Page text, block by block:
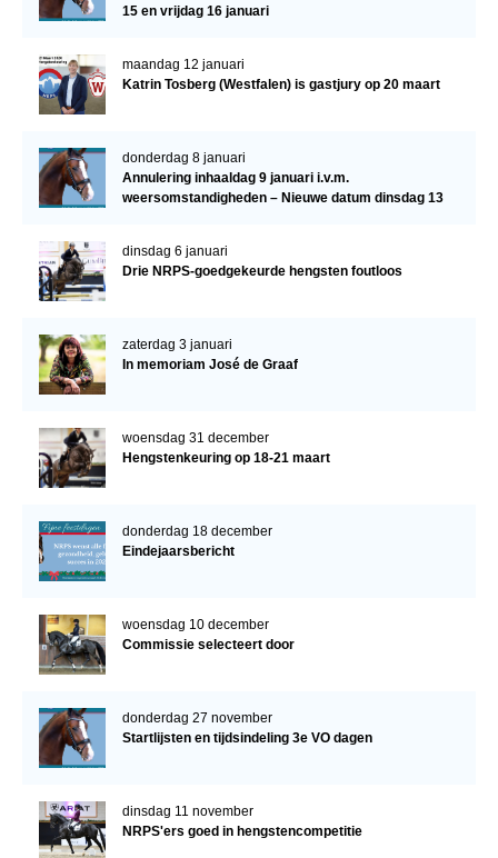
15 en vrijdag 16 januari
maandag 12 januari
Katrin Tosberg (Westfalen) is gastjury op 20 maart
donderdag 8 januari
Annulering inhaaldag 9 januari i.v.m.
weersomstandigheden – Nieuwe datum dinsdag 13
dinsdag 6 januari
Drie NRPS-goedgekeurde hengsten foutloos
zaterdag 3 januari
In memoriam José de Graaf
woensdag 31 december
Hengstenkeuring op 18-21 maart
donderdag 18 december
Eindejaarsbericht
woensdag 10 december
Commissie selecteert door
donderdag 27 november
Startlijsten en tijdsindeling 3e VO dagen
dinsdag 11 november
NRPS'ers goed in hengstencompetitie